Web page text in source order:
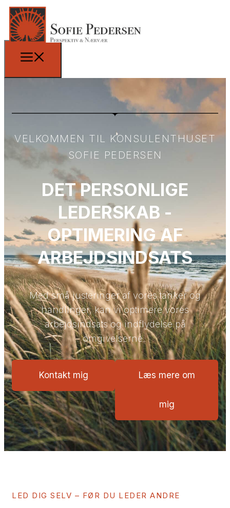
VELKOMMEN TIL KONSULENTHUSET
SOFIE PEDERSEN
DET PERSONLIGE
LEDERSKAB -
OPTIMERING AF
ARBEJDSINDSATS
Med små justeringer af vores tanker og
handlinger, kan vi optimere vores
arbejdsindsats og indflydelse på
omgivelserne.
Kontakt mig Læs mere om
mig
LED DIG SELV – FØR DU LEDER ANDRE